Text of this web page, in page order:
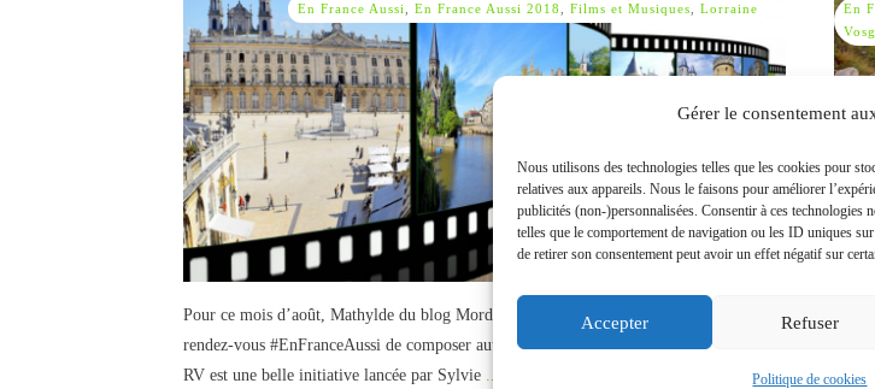
Gérer le consentement
Nous utilisons des technologies telles que les cookies pour
relatives aux appareils. Nous le faisons pour améliorer
publicités (non-)personnalisées. Consentir à ces technologies
telles que le comportement de navigation ou les ID uniques
de retirer son consentement peut avoir un effet négatif sur
Accepter Refuser
Politique de cookies
En France Aussi En France Aussi 2018 Films et Musiques Lorraine
Pour ce mois d’août, Mathylde du blog Mordue de Voyages propose aux participants du
rendez-vous #EnFranceAussi de composer autour du thème « lieux de tournages« . Ce
RV est une belle initiative lancée par Sylvie ... lire plus !
En
La
Elle